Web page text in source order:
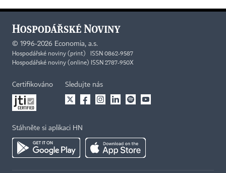
© 1996-2026 Economia, a.s.
Hospodářské noviny (print) ISSN 0862-9587
Hospodářské noviny (online) ISSN 2787-950X
Certifikováno Sledujte nás
Stáhněte si aplikaci HN